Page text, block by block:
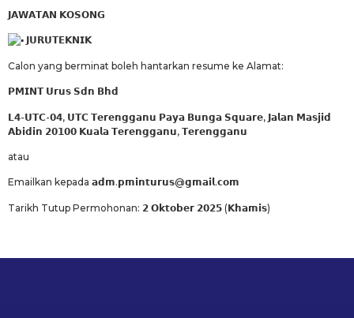
𝗝𝗔𝗪𝗔𝗧𝗔𝗡 𝗞𝗢𝗦𝗢𝗡𝗚
𝗝𝗨𝗥𝗨𝗧𝗘𝗞𝗡𝗜𝗞
Calon yang berminat boleh hantarkan resume ke Alamat:
𝗣𝗠𝗜𝗡𝗧 𝗨𝗿𝘂𝘀 𝗦𝗱𝗻 𝗕𝗵𝗱
𝗟𝟰-𝗨𝗧𝗖-𝟬𝟰, 𝗨𝗧𝗖 𝗧𝗲𝗿𝗲𝗻𝗴𝗴𝗮𝗻𝘂 𝗣𝗮𝘆𝗮 𝗕𝘂𝗻𝗴𝗮 𝗦𝗾𝘂𝗮𝗿𝗲, 𝗝𝗮𝗹𝗮𝗻 𝗠𝗮𝘀𝗷𝗶𝗱
𝗔𝗯𝗶𝗱𝗶𝗻 𝟮𝟬𝟭𝟬𝟬 𝗞𝘂𝗮𝗹𝗮 𝗧𝗲𝗿𝗲𝗻𝗴𝗴𝗮𝗻𝘂, 𝗧𝗲𝗿𝗲𝗻𝗴𝗴𝗮𝗻𝘂
atau
Emailkan kepada 𝗮𝗱𝗺.𝗽𝗺𝗶𝗻𝘁𝘂𝗿𝘂𝘀@𝗴𝗺𝗮𝗶𝗹.𝗰𝗼𝗺
Tarikh Tutup Permohonan: 𝟮 𝗢𝗸𝘁𝗼𝗯𝗲𝗿 𝟮𝟬𝟮𝟱 (𝗞𝗵𝗮𝗺𝗶𝘀)